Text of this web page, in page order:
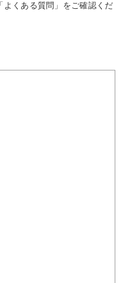
よくある質問」をご確認くだ